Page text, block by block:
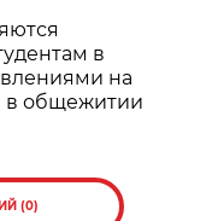
в
на
в общежитии
(0)